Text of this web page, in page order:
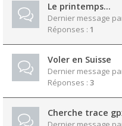
Le printemps…
Dernier message
Réponses : 1
Voler en Suisse
Dernier message
Réponses : 3
Cherche trace